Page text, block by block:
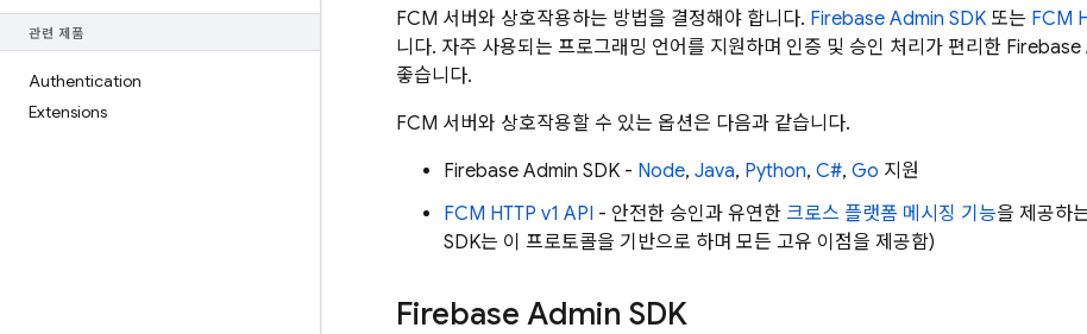
관련 제품
Authentication
Extensions
FCM 서버와 상호작용하는 방법을 결정해야 합니다. Firebase Admin SDK 또는 FCM
니다. 자주 사용되는 프로그래밍 언어를 지원하며 인증 및 승인 처리가 편리한 Firebase
좋습니다.
FCM 서버와 상호작용할 수 있는 옵션은 다음과 같습니다.
Firebase Admin SDK - Node, Java, Python, C#, Go 지원
FCM HTTP v1 API - 안전한 승인과 유연한 크로스 플랫폼 메시징 기능을 제공하
SDK는 이 프로토콜을 기반으로 하며 모든 고유 이점을 제공함)
Firebase Admin SDK